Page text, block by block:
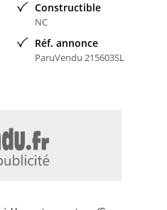
Constructible
NC
Réf. annonce
ParuVendu 215603SL